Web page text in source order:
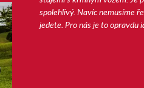
spolehlivý. Navíc nemusíme
jedete. Pro nás je to opravdu